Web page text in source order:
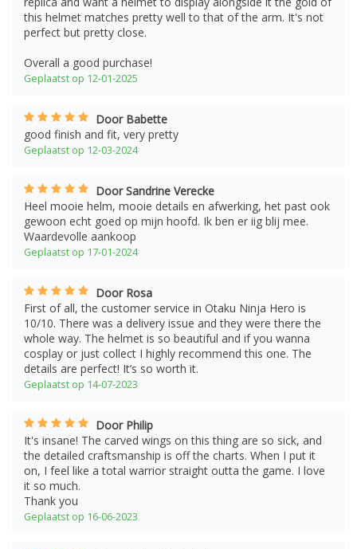
this helmet matches pretty well to that of the arm. It's not
perfect but pretty close.
Overall a good purchase!
Geplaatst op 12-01-2025
Door Babette
good finish and fit, very pretty
Geplaatst op 12-03-2024
Door Sandrine Verecke
Heel mooie helm, mooie details en afwerking, het past ook
gewoon echt goed op mijn hoofd. Ik ben er iig blij mee.
Waardevolle aankoop
Geplaatst op 17-01-2024
Door Rosa
First of all, the customer service in Otaku Ninja Hero is
10/10. There was a delivery issue and they were there the
whole way. The helmet is so beautiful and if you wanna
cosplay or just collect I highly recommend this one. The
details are perfect! It’s so worth it.
Geplaatst op 14-07-2023
Door Philip
It's insane! The carved wings on this thing are so sick, and
the detailed craftsmanship is off the charts. When I put it
on, I feel like a total warrior straight outta the game. I love
it so much.
Thank you
Geplaatst op 16-06-2023